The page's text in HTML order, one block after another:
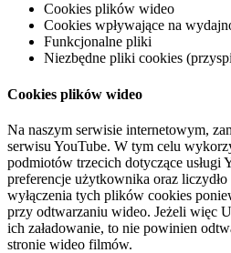
Cookies plików wideo
Cookies wpływające na
Funkcjonalne pliki
Niezbędne pliki cookies
Cookies plików wideo
Na naszym serwisie internetowym,
serwisu YouTube. W tym celu
podmiotów trzecich dotyczące usługi
preferencje użytkownika oraz
wyłączenia tych plików cookies
przy odtwarzaniu wideo. Jeżeli więc
ich załadowanie, to nie powinien
stronie wideo filmów.